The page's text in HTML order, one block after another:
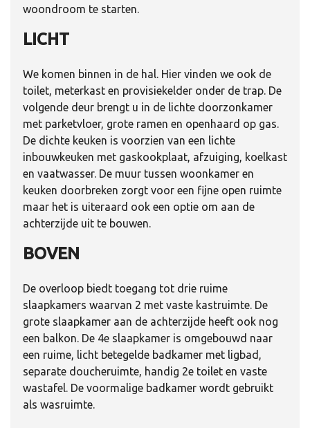
woondroom te starten.
LICHT
We komen binnen in de hal. Hier vinden we ook de
toilet, meterkast en provisiekelder onder de trap. De
volgende deur brengt u in de lichte doorzonkamer
met parketvloer, grote ramen en openhaard op gas.
De dichte keuken is voorzien van een lichte
inbouwkeuken met gaskookplaat, afzuiging, koelkast
en vaatwasser. De muur tussen woonkamer en
keuken doorbreken zorgt voor een fijne open ruimte
maar het is uiteraard ook een optie om aan de
achterzijde uit te bouwen.
BOVEN
De overloop biedt toegang tot drie ruime
slaapkamers waarvan 2 met vaste kastruimte. De
grote slaapkamer aan de achterzijde heeft ook nog
een balkon. De 4e slaapkamer is omgebouwd naar
een ruime, licht betegelde badkamer met ligbad,
separate doucheruimte, handig 2e toilet en vaste
wastafel. De voormalige badkamer wordt gebruikt
als wasruimte.